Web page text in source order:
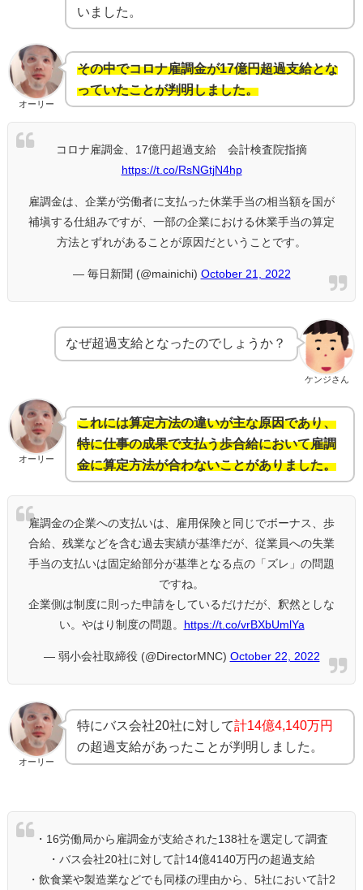
いました。
オーリー
その中でコロナ雇調金が17億円超過支給とな
っていたことが判明しました。
コロナ雇調金、17億円超過支給 会計検査院指摘
https://t.co/RsNGtjN4hp
雇調金は、企業が労働者に支払った休業手当の相当額を国が
補塡する仕組みですが、一部の企業における休業手当の算定
方法とずれがあることが原因だということです。
— 毎日新聞 (@mainichi) October 21, 2022
ケンジさん
なぜ超過支給となったのでしょうか？
オーリー
これには算定方法の違いが主な原因であり、
特に仕事の成果で支払う歩合給において雇調
金に算定方法が合わないことがありました。
雇調金の企業への支払いは、雇用保険と同じでボーナス、歩
合給、残業などを含む過去実績が基準だが、従業員への失業
手当の支払いは固定給部分が基準となる点の「ズレ」の問題
ですね。
企業側は制度に則った申請をしているだけだが、釈然としな
い。やはり制度の問題。
https://t.co/vrBXbUmlYa
— 弱小会社取締役 (@DirectorMNC) October 22, 2022
オーリー
特にバス会社20社に対して計14億4,140万円
の超過支給があったことが判明しました。
・16労働局から雇調金が支給された138社を選定して調査
・バス会社20社に対して計14億4140万円の超過支給
・飲食業や製造業などでも同様の理由から、5社において計2